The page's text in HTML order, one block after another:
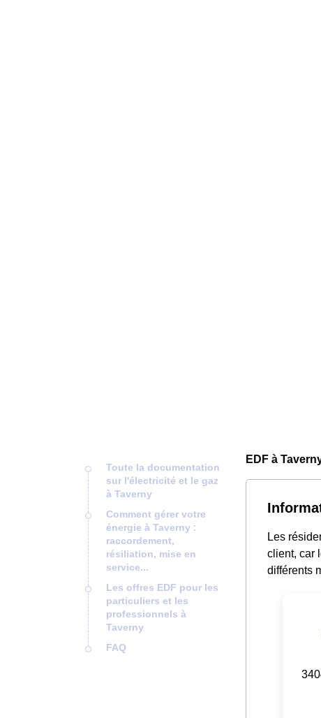
Toute la documentation
sur l'électricité et le gaz
à Taverny
Comment gérer votre
énergie à Taverny :
raccordement,
résiliation, mise en
service...
Les offres EDF pour les
particuliers et les
professionnels à
Taverny
FAQ
EDF à
Les
client, car
différents